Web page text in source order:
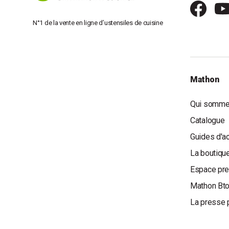
Les radiateurs et chauffages
température agréable, parfaite pour une utilisation
réglages simples pour ajuster la chaleur selon vos
: En plus de chauffer, certains modèles
Cependant, il est conseillé de les utiliser de manière
consommation énergétique excessive. Un exemple
salle de bain le matin, offrant ainsi un confort immédiat
N°1 de la vente en ligne d’ustensiles de cuisine
Mathon
Qui
Catalogue
Guides
La
Espace
Mathon
La presse